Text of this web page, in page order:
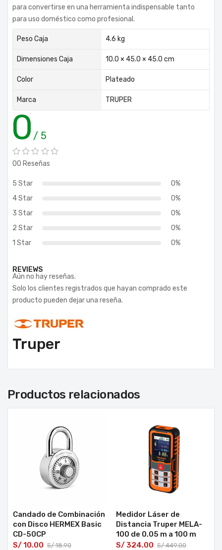
para convertirse en una herramienta indispensable tanto
para uso doméstico como profesional.
Peso Caja 4.6 kg
Dimensiones Caja 10.0 × 45.0 × 45.0 cm
Color Plateado
Marca TRUPER
0 / 5
00 Reseñas
5 Star
0%
4 Star
0%
3 Star
0%
2 Star
0%
1 Star
0%
REVIEWS
Aún no hay reseñas.
Solo los clientes registrados que hayan comprado este
producto pueden dejar una reseña.
Truper
Productos relacionados
Candado de Combinación
con Disco HERMEX Basic
CD-50CP
S/18.90
S/10.00
Medidor Láser de
Distancia Truper MELA-
100 de 0.05 m a 100 m
S/449.00
S/ 324.00